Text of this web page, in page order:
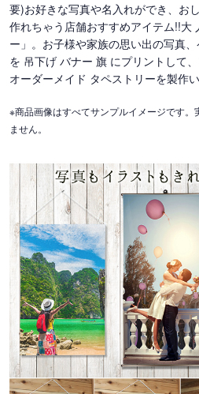
要)お好きな写真や名入れができ、お
作れちゃう店舗おすすめアイテム!!大
ー」。お子様や家族の思い出の写真
を 吊下げ バナー 旗 にプリントして
オーダーメイド タペストリーを製作い
※商品画像はすべてサンプルイメージです。
ません。